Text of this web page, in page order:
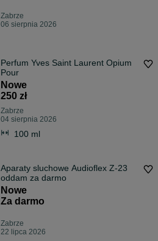
Zabrze
06 sierpnia 2026
Perfum Yves Saint Laurent Opium
Pour
Nowe
250 zł
Zabrze
04 sierpnia 2026
100 ml
Aparaty sluchowe Audioflex Z-23
oddam za darmo
Nowe
Za darmo
Zabrze
22 lipca 2026